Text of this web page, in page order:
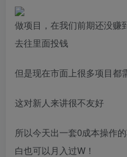
做项目，在我们前期还没赚
去往里面投钱
但是现在市面上很多项目都
这对新人来讲很不友好
所以今天出一套0成本操作
白也可以月入过W！